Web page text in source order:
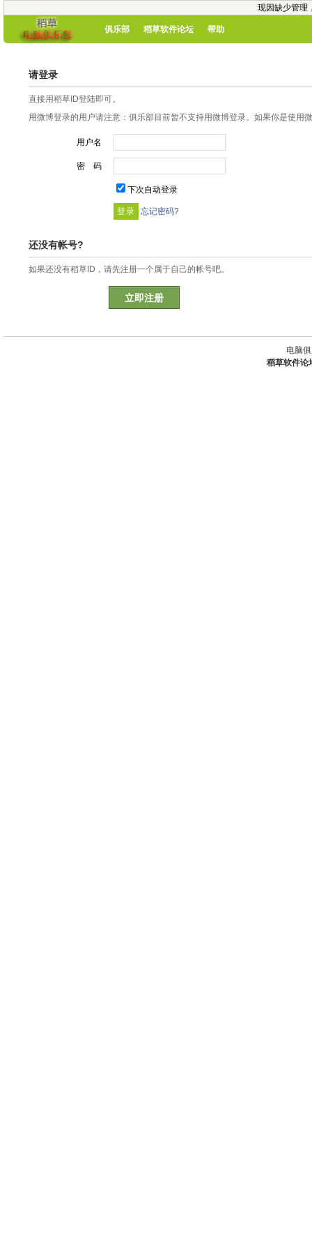
现因缺少管理
俱乐部 稻草软件论坛 帮助
请登录
直接用稻草ID登陆即可。
用微博登录的用户请注意：俱乐部目前暂不支持用微博登录。如果你是使用
用户名
密 码
下次自动登录
忘记密码?
还没有帐号?
如果还没有稻草ID，请先注册一个属于自己的帐号吧。
立即注册
电脑
稻草软件论